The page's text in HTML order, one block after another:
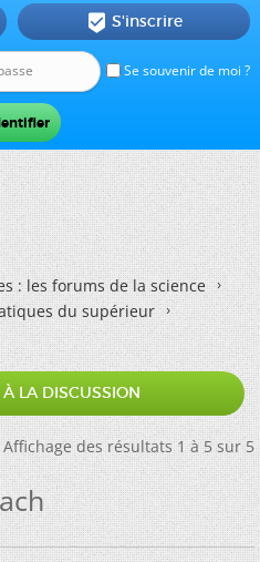
Se souvenir de moi ?
 S'inscrire
: les forums de la science
du supérieur
LA DISCUSSION
Affichage des résultats 1 à 5 sur 5